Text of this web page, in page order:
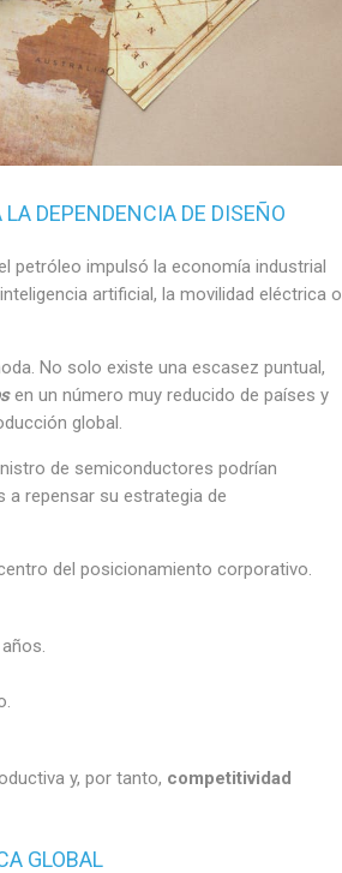
DEPENDENCIA DE DISEÑO
petróleo impulsó la economía industrial
artificial, la movilidad eléctrica o
No solo existe una escasez puntual,
en un número muy reducido de países y
global.
de semiconductores podrían
a repensar su estrategia de
del posicionamiento corporativo.
y, por tanto, competitividad
GLOBAL